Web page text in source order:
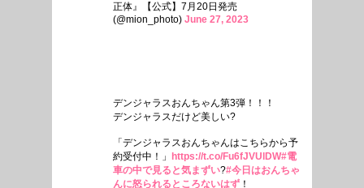
正体』【公式】7月20日発売
(@mion_photo) June 27, 2023
デンジャラスおんちゃん第3弾！！！
デンジャラスだけど美しい?
「デンジャラスおんちゃんはこちらから予
約受付中！」
https://t.co/Fu6fJVUlDW#電
車の中で見ると気まずい?#今日はおんちゃ
んに怒られるところないはず ！